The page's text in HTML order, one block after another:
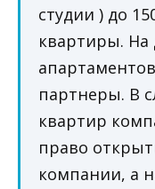
студии ) до
квартиры.
партнеры. В
квартир
право
компании, а